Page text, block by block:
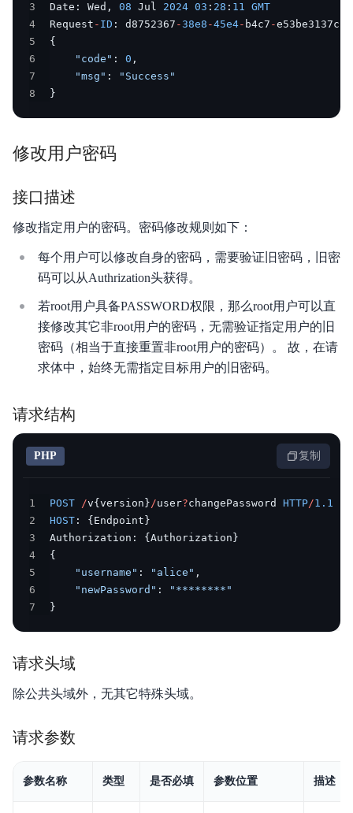
3 Date : Wed , 08 Jul 2024 03 : 28 : 11
GMT
4
Request - ID : d8752367 -38e8 -45e4- b4c7 -
5
{
6
"code" : 0 ,
7
"msg" :
"Success"
8
}
修改用户密码
接口描述
修改指定用户的密码。密码修改规则如下：
每个用户可以修改自身的密码，需要验证旧密码，旧密
码可以从Authrization头获得。
若root用户具备PASSWORD权限，那么root用户可以直
接修改其它非root用户的密码，无需验证指定用户的旧
密码（相当于直接重置非root用户的密码）。 故，在请
求体中，始终无需指定目标用户的旧密码。
请求结构
PHP 复制
1 POST /v{version} /user?changePassword HTTP/1.1
2
HOST : {Endpoint}
3
Authorization : {Authorization}
4
{
5
"username" : "alice" ,
6
"newPassword" :
"********"
7
}
请求头域
除公共头域外，无其它特殊头域。
请求参数
参数名称 类型 是否必填 参数位置 描述